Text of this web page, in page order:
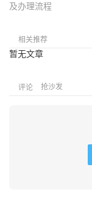
及办理流程
相关推荐
暂无文章
评论 抢沙发